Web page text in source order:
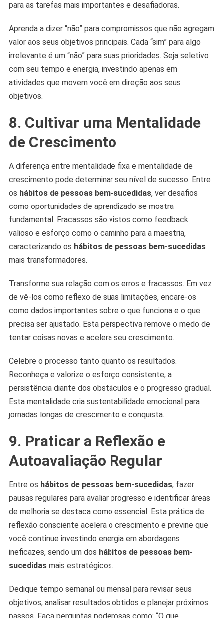
para as tarefas mais importantes e desafiadoras.
Aprenda a dizer “não” para compromissos que não agregam
valor aos seus objetivos principais. Cada “sim” para algo
irrelevante é um “não” para suas prioridades. Seja seletivo
com seu tempo e energia, investindo apenas em
atividades que movem você em direção aos seus
objetivos.
8. Cultivar uma Mentalidade
de Crescimento
A diferença entre mentalidade fixa e mentalidade de
crescimento pode determinar seu nível de sucesso. Entre
os hábitos de pessoas bem-sucedidas, ver desafios
como oportunidades de aprendizado se mostra
fundamental. Fracassos são vistos como feedback
valioso e esforço como o caminho para a maestria,
caracterizando os hábitos de pessoas bem-sucedidas
mais transformadores.
Transforme sua relação com os erros e fracassos. Em vez
de vê-los como reflexo de suas limitações, encare-os
como dados importantes sobre o que funciona e o que
precisa ser ajustado. Esta perspectiva remove o medo de
tentar coisas novas e acelera seu crescimento.
Celebre o processo tanto quanto os resultados.
Reconheça e valorize o esforço consistente, a
persistência diante dos obstáculos e o progresso gradual.
Esta mentalidade cria sustentabilidade emocional para
jornadas longas de crescimento e conquista.
9. Praticar a Reflexão e
Autoavaliação Regular
Entre os hábitos de pessoas bem-sucedidas, fazer
pausas regulares para avaliar progresso e identificar áreas
de melhoria se destaca como essencial. Esta prática de
reflexão consciente acelera o crescimento e previne que
você continue investindo energia em abordagens
ineficazes, sendo um dos hábitos de pessoas bem-
sucedidasmais estratégicos.
Dedique tempo semanal ou mensal para revisar seus
objetivos, analisar resultados obtidos e planejar próximos
passos. Faça perguntas poderosas como: “O que